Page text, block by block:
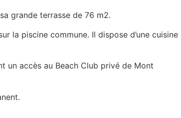
grande terrasse de 76 m2.
la piscine commune. Il dispose d’une cuisine
un accès au Beach Club privé de Mont